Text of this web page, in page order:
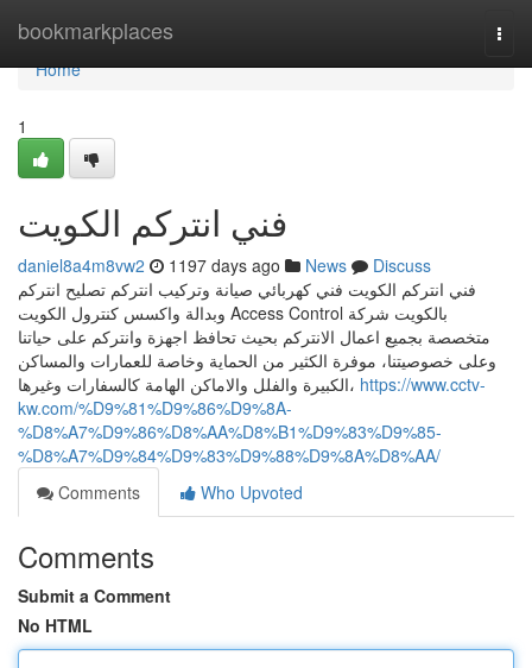
bookmarkplaces
Home
Home
1
فني انتركم الكويت
daniel8a4m8vw2 1197 days ago News
Discuss
فني انتركم الكويت فني كهربائي صيانة وتركيب انتركم تصليح انتركم
وبدالة واكسس كنترول الكويت Access Control بالكويت شركة
متخصصة بجميع اعمال الانتركم بحيث تحافظ اجهزة وانتركم على حياتنا
وعلى خصوصيتنا، موفرة الكثير من الحماية وخاصة للعمارات والمساكن
الكبيرة والفلل والاماكن الهامة كالسفارات وغيرها، https://www.cctv-
kw.com/%D9%81%D9%86%D9%8A-
%D8%A7%D9%86%D8%AA%D8%B1%D9%83%D9%85-
%D8%A7%D9%84%D9%83%D9%88%D9%8A%D8%AA/
Comments
Who Upvoted
Comments
Submit a Comment
No HTML